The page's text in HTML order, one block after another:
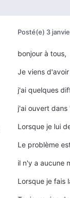
Posté(e) 3
bonjour à tous,
Je viens
j'ai quelques
j'ai ouvert
Lorsque je lui
Le problème
il n'y a aucune
Lorsque je fais